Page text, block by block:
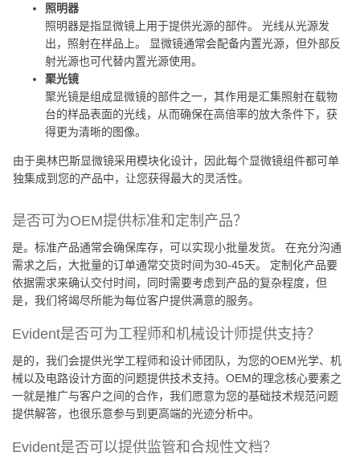
照明器
照明器是指显微镜上用于提供光源的部件。 光线从光源发
出，照射在样品上。 显微镜通常会配备内置光源，但外部反
射光源也可代替内置光源使用。
聚光镜
聚光镜是组成显微镜的部件之一，其作用是汇集照射在载物
台的样品表面的光线，从而确保在高倍率的放大条件下，获
得更为清晰的图像。
由于奥林巴斯显微镜采用模块化设计，因此每个显微镜组件都可单
独集成到您的产品中，让您获得最大的灵活性。
是否可为OEM提供标准和定制产品？
是。标准产品通常会确保库存，可以实现小批量发货。 在充分沟通
需求之后，大批量的订单通常交货时间为30-45天。 定制化产品要
依据需求来确认交付时间，同时需要考虑到产品的复杂程度，但
是，我们将竭尽所能为每位客户提供满意的服务。
Evident是否可为工程师和机械设计师提供支持？
是的，我们会提供光学工程师和设计师团队，为您的OEM光学、机
械以及电路设计方面的问题提供技术支持。OEM的理念核心要素之
一就是推广与客户之间的合作，我们愿意为您的基础技术规范问题
提供解答，也很乐意参与到更高端的光迹分析中。
Evident是否可以提供监管和合规性文档？